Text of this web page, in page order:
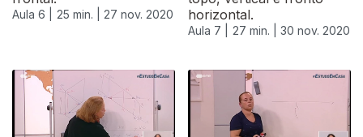
Aula 6 | 25 min. | 27 nov. 2020
horizontal.
Aula 7 | 27 min. | 30 nov. 2020